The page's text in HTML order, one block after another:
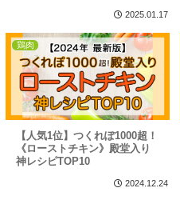
2025.01.17
鶏肉
【人気1位】つくれぽ1000超！
《ローストチキン》殿堂入り
神レシピTOP10
2024.12.24